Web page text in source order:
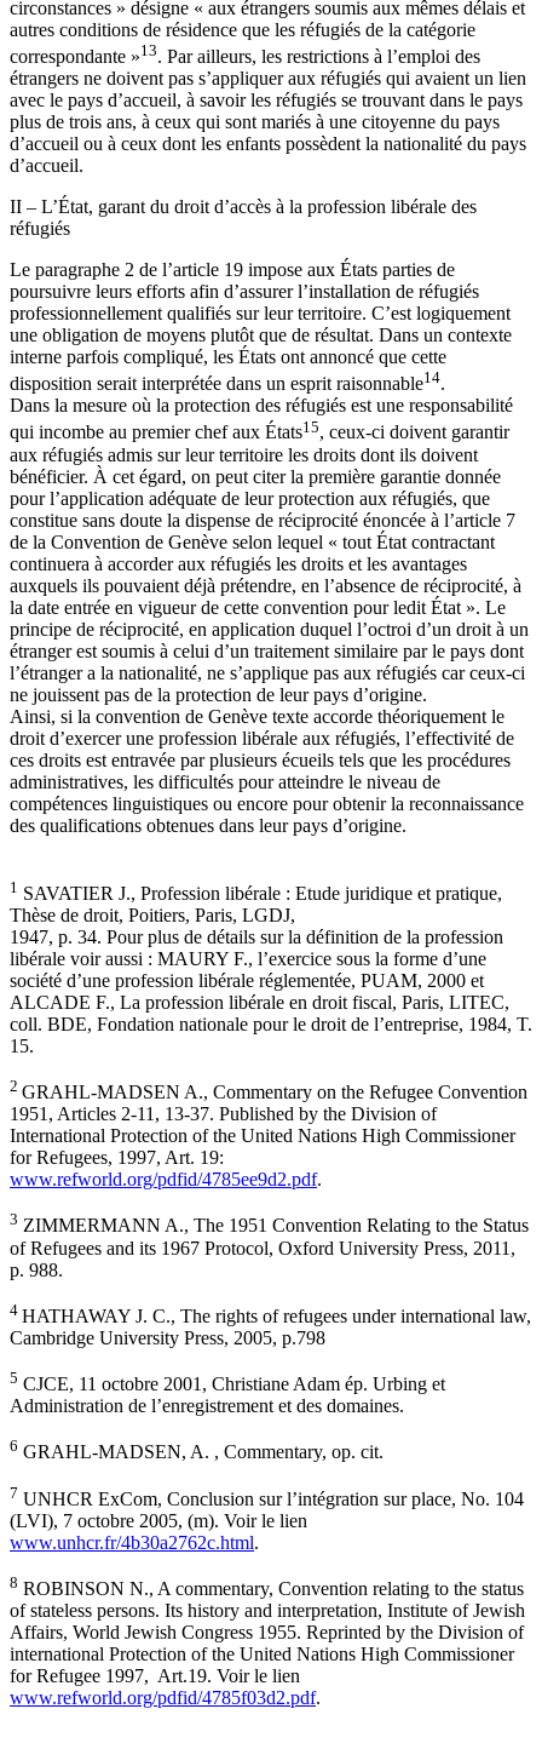
circonstances » désigne « aux étrangers soumis aux mêmes délais et
autres conditions de résidence que les réfugiés de la catégorie
correspondante »13. Par ailleurs, les restrictions à l’emploi des
étrangers ne doivent pas s’appliquer aux réfugiés qui avaient un lien
avec le pays d’accueil, à savoir les réfugiés se trouvant dans le pays
plus de trois ans, à ceux qui sont mariés à une citoyenne du pays
d’accueil ou à ceux dont les enfants possèdent la nationalité du pays
d’accueil.
II – L’État, garant du droit d’accès à la profession libérale des
réfugiés
Le paragraphe 2 de l’article 19 impose aux États parties de
poursuivre leurs efforts afin d’assurer l’installation de réfugiés
professionnellement qualifiés sur leur territoire. C’est logiquement
une obligation de moyens plutôt que de résultat. Dans un contexte
interne parfois compliqué, les États ont annoncé que cette
disposition serait interprétée dans un esprit raisonnable14.
Dans la mesure où la protection des réfugiés est une responsabilité
qui incombe au premier chef aux États15, ceux-ci doivent garantir
aux réfugiés admis sur leur territoire les droits dont ils doivent
bénéficier. À cet égard, on peut citer la première garantie donnée
pour l’application adéquate de leur protection aux réfugiés, que
constitue sans doute la dispense de réciprocité énoncée à l’article 7
de la Convention de Genève selon lequel « tout État contractant
continuera à accorder aux réfugiés les droits et les avantages
auxquels ils pouvaient déjà prétendre, en l’absence de réciprocité, à
la date entrée en vigueur de cette convention pour ledit État ». Le
principe de réciprocité, en application duquel l’octroi d’un droit à un
étranger est soumis à celui d’un traitement similaire par le pays dont
l’étranger a la nationalité, ne s’applique pas aux réfugiés car ceux-ci
ne jouissent pas de la protection de leur pays d’origine.
Ainsi, si la convention de Genève texte accorde théoriquement le
droit d’exercer une profession libérale aux réfugiés, l’effectivité de
ces droits est entravée par plusieurs écueils tels que les procédures
administratives, les difficultés pour atteindre le niveau de
compétences linguistiques ou encore pour obtenir la reconnaissance
des qualifications obtenues dans leur pays d’origine.
1 SAVATIER J., Profession libérale : Etude juridique et pratique,
Thèse de droit, Poitiers, Paris, LGDJ,
1947, p. 34. Pour plus de détails sur la définition de la profession
libérale voir aussi : MAURY F., l’exercice sous la forme d’une
société d’une profession libérale réglementée, PUAM, 2000 et
ALCADE F., La profession libérale en droit fiscal, Paris, LITEC,
coll. BDE, Fondation nationale pour le droit de l’entreprise, 1984, T.
15.
2 GRAHL-MADSEN A., Commentary on the Refugee Convention
1951, Articles 2-11, 13-37. Published by the Division of
International Protection of the United Nations High Commissioner
for Refugees, 1997, Art. 19:
www.refworld.org/pdfid/4785ee9d2.pdf.
3 ZIMMERMANN A., The 1951 Convention Relating to the Status
of Refugees and its 1967 Protocol, Oxford University Press, 2011,
p. 988.
4 HATHAWAY J. C., The rights of refugees under international law,
Cambridge University Press, 2005, p.798
5 CJCE, 11 octobre 2001, Christiane Adam ép. Urbing et
Administration de l’enregistrement et des domaines.
6 GRAHL-MADSEN, A. , Commentary, op. cit.
7 UNHCR ExCom, Conclusion sur l’intégration sur place, No. 104
(LVI), 7 octobre 2005, (m). Voir le lien
www.unhcr.fr/4b30a2762c.html.
8 ROBINSON N., A commentary, Convention relating to the status
of stateless persons. Its history and interpretation, Institute of Jewish
Affairs, World Jewish Congress 1955. Reprinted by the Division of
international Protection of the United Nations High Commissioner
for Refugee 1997, Art.19. Voir le lien
www.refworld.org/pdfid/4785f03d2.pdf.